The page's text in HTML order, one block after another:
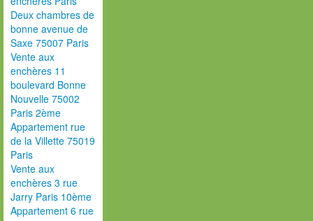
Deux chambres de
bonne avenue de
Saxe 75007 Paris
Vente aux
enchères 11
boulevard Bonne
Nouvelle 75002
Paris 2ème
Appartement rue
de la Villette 75019
Paris
Vente aux
enchères 3 rue
Jarry Paris 10ème
Appartement 6 rue